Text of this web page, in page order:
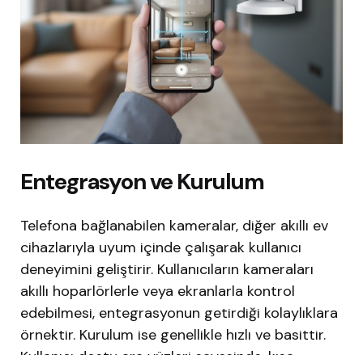
Entegrasyon ve Kurulum
Telefona bağlanabilen kameralar, diğer akıllı ev
cihazlarıyla uyum içinde çalışarak kullanıcı
deneyimini geliştirir. Kullanıcıların kameraları
akıllı hoparlörlerle veya ekranlarla kontrol
edebilmesi, entegrasyonun getirdiği kolaylıklara
örnektir. Kurulum ise genellikle hızlı ve basittir.